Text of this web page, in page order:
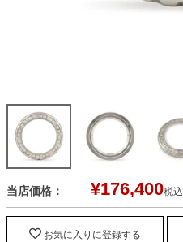
当店価格： ¥176,400税込
お気に入りに登録する